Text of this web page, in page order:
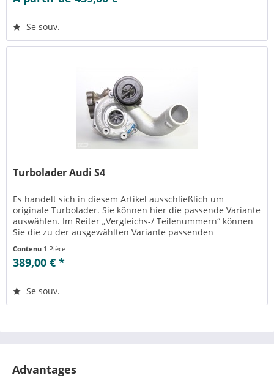
Se souv.
Turbolader Audi S4
Es handelt sich in diesem Artikel ausschließlich um
originale Turbolader. Sie können hier die passende Variante
auswählen. Im Reiter „Vergleichs-/ Teilenummern“ können
Sie die zu der ausgewählten Variante passenden
Contenu 1 Pièce
389,00 € *
Se souv.
Advantages